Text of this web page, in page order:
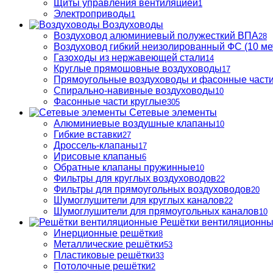
Щиты управления вентиляцией1
Электроприводы1
Воздуховоды
Воздуховод алюминиевый полужесткий ВПА28
Воздуховод гибкий неизолированный ФС (10
Газоходы из нержавеющей стали14
Круглые прямошовные воздуховоды17
Прямоугольные воздуховоды и фасонные части
Спирально-навивные воздуховоды10
Фасонные части круглые305
Сетевые элементы
Алюминиевые воздушные клапаны10
Гибкие вставки27
Дроссель-клапаны17
Ирисовые клапаны6
Обратные клапаны пружинные10
Фильтры для круглых воздуховодов22
Фильтры для прямоугольных воздуховодов20
Шумоглушители для круглых каналов22
Шумоглушители для прямоугольных каналов10
Решётки
Инерционные решётки8
Металлические решётки53
Пластиковые решётки33
Потолочные решётки2